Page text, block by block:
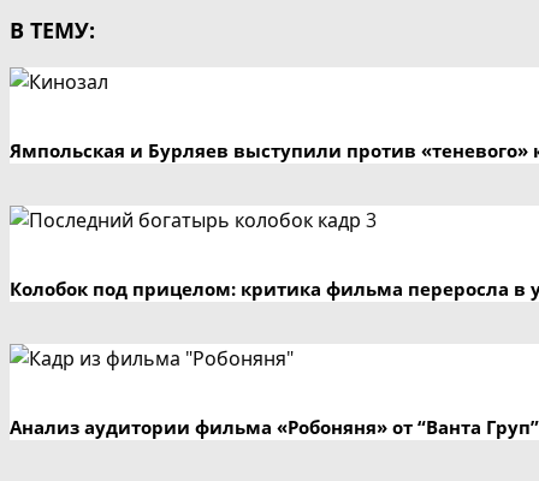
В ТЕМУ:
Ямпольская и Бурляев выступили против «теневого»
Колобок под прицелом: критика фильма переросла в
Анализ аудитории фильма «Робоняня» от “Ванта Груп”